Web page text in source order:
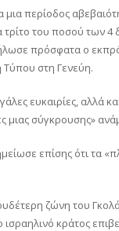
περίοδος
τρίτο του ποσού των
πρόσφατα ο
στη Γενεύη.
ευκαιρίες, αλλά
μιας σύγκρουσης»
επίσης ότι τα
ζώνη του
κράτος